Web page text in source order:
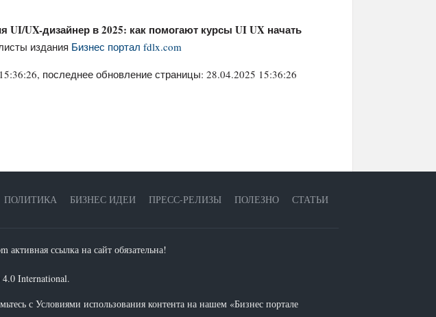
UI/UX-дизайнер в 2025: как помогают курсы UI UX начать
издания Бизнес портал fdlx.com
, последнее обновление страницы: 28.04.2025 15:36:26
ПОЛИТИКА БИЗНЕС ИДЕИ ПРЕСС-РЕЛИЗЫ ПОЛЕЗНО СТАТЬИ
ссылка на сайт обязательна!
International.
с Условиями использования контента на нашем «Бизнес портале